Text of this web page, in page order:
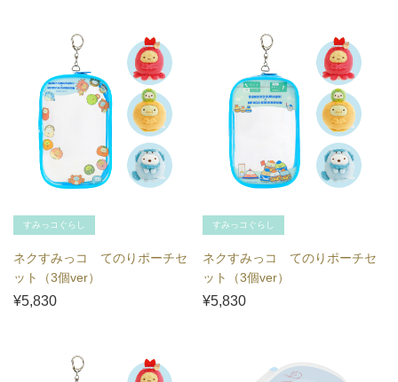
すみっコぐらし
ネクすみっコ てのりポーチセ
ット（3個ver）
¥5,830
すみっコぐらし
ネクすみっコ てのりポーチセ
ット（3個ver）
¥5,830